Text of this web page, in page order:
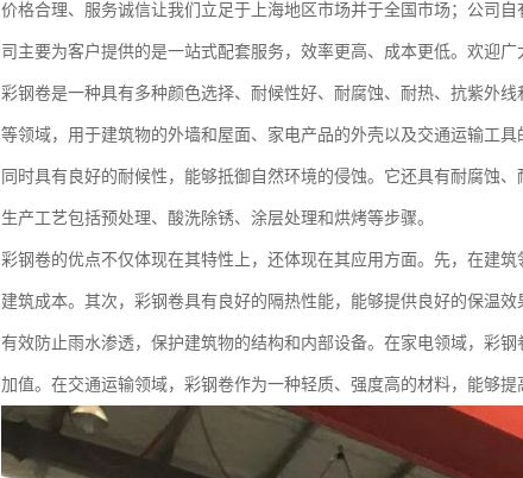
价格合理、服务诚信让我们立足于上海地区市场并于全国市场；公司
司主要为客户提供的是一站式配套服务，效率更高、成本更低。欢迎广
彩钢卷是一种具有多种颜色选择、耐候性好、耐腐蚀、耐热、抗紫外
等领域，用于建筑物的外墙和屋面、家电产品的外壳以及交通运输工
同时具有良好的耐候性，能够抵御自然环境的侵蚀。它还具有耐腐蚀
生产工艺包括预处理、酸洗除锈、涂层处理和烘烤等步骤。
彩钢卷的优点不仅体现在其特性上，还体现在其应用方面。先，在建
建筑成本。其次，彩钢卷具有良好的隔热性能，能够提供良好的保温
有效防止雨水渗透，保护建筑物的结构和内部设备。在家电领域，彩
加值。在交通运输领域，彩钢卷作为一种轻质、强度高的材料，能够提